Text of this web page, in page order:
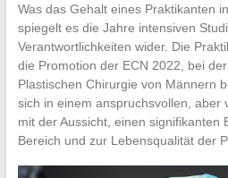
Was das Gehalt eines Praktikanten
spiegelt es die Jahre intensiven
Verantwortlichkeiten wider. Die
die Promotion der ECN 2022, bei
Plastischen Chirurgie von Männern
sich in einem anspruchsvollen, aber
mit der Aussicht, einen signifikanten
Bereich und zur Lebensqualität der